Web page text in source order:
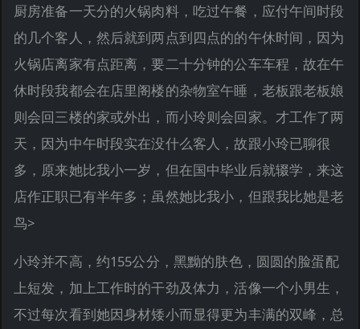
厨房准备一天分的火锅肉料，吃过午餐，应付午间时段
的几个客人，然后就到两点到四点的的午休时间，因为
火锅店离家有点距离，要二十分钟的公车车程，故在午
休时段我都会在店里阁楼的杂物室午睡，老板跟老板娘
则会回三楼的家或外出，而小玲则会回家。才工作了两
天，因为中午时段实在没什么客人，故跟小玲已聊很
多，原来她比我小一岁，但在国中毕业后就辍学，来这
店作正职已有半年多；虽然她比我小，但跟我比她是老
鸟>
小玲并不高，约155公分，黑黝的肤色，圆圆的脸蛋配
上短发，加上工作时的干劲及体力，活像一个小男生，
不过每次看到她因身材矮小而显得更为丰满的双峰，总